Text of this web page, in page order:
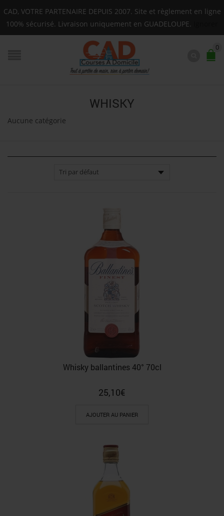
sur toute la Guadeloupe : Mardi, Jeudi, Samedi
0
WHISKY
Aucune catégorie
Whisky ballantines 40° 70cl
25,10€
AJOUTER AU PANIER
CAD, VOTRE PARTENAIRE DEPUIS 2007. Site et règlement en ligne
100% sécurisé. Livraison uniquement en GUADELOUPE.